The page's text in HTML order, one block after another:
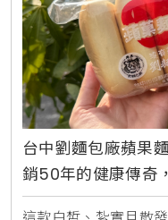
台中劉麵包廠蘋果
銷50年的健康傳奇